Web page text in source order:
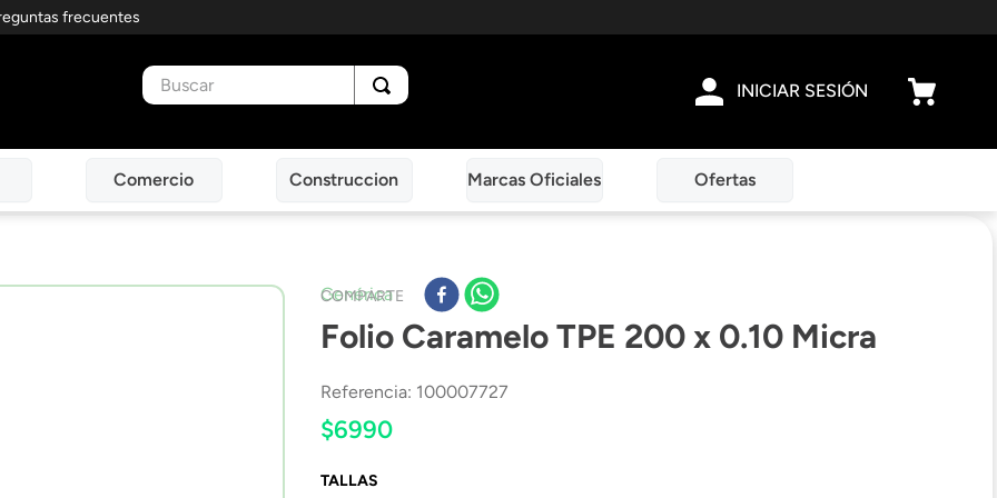
frecuentes
Buscar
INICIAR SESIÓN
Comercio Construccion Marcas Oficiales Ofertas
COMPARTE
Genérica
Folio Caramelo TPE 200 x 0.10 Micra
Referencia: 100007727
$6990
TALLAS